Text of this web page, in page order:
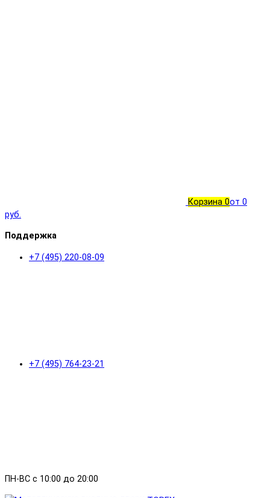
Корзина 0от 0
руб.
Поддержка
+7 (495) 220-08-09
+7 (495) 764-23-21
ПН-ВС с 10:00 до 20:00